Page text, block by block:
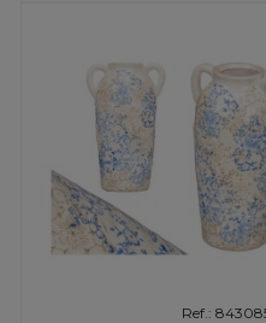
Ref.: